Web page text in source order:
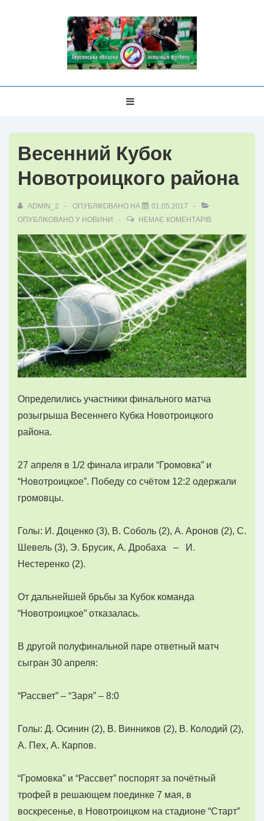
Весенний Кубок
Новотроицкого района
ADMIN_2 ОПУБЛІКОВАНО НА
01.05.2017
ОПУБЛІКОВАНО У НОВИНИ НЕМАЄ КОМЕНТАРІВ
Определились участники финального матча
розыгрыша Весеннего Кубка Новотроицкого
района.
27 апреля в 1/2 финала играли “Громовка” и
“Новотроицкое”. Победу со счётом 12:2 одержали
громовцы.
Голы: И. Доценко (3), В. Соболь (2), А. Аронов (2), С.
Шевель (3), Э. Брусик, А. Дробаха – И.
Нестеренко (2).
От дальнейшей брьбы за Кубок команда
“Новотроицкое” отказалась.
В другой полуфинальной паре ответный матч
сыгран 30 апреля:
“Рассвет” – “Заря” – 8:0
Голы: Д. Осинин (2), В. Винников (2), В. Колодий (2),
А. Пех, А. Карпов.
“Громовка” и “Рассвет” поспорят за почётный
трофей в решающем поединке 7 мая, в
воскресенье, в Новотроицком на стадионе “Старт”